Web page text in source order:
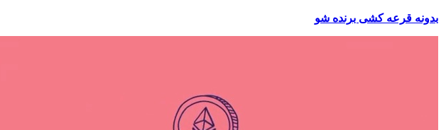
بدونه قرعه کشی برنده شو